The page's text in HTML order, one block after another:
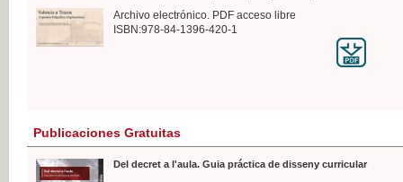
Archivo electrónico. PDF acceso libre
ISBN:978-84-1396-420-1
Publicaciones Gratuitas
Del decret a l'aula. Guia práctica de disseny curricular